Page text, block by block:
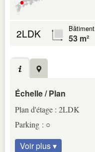
2LDK Bâtiment
53 m²
Échelle / Plan
Plan d'étage : 2LDK
Parking : ○
Voir plus ▾